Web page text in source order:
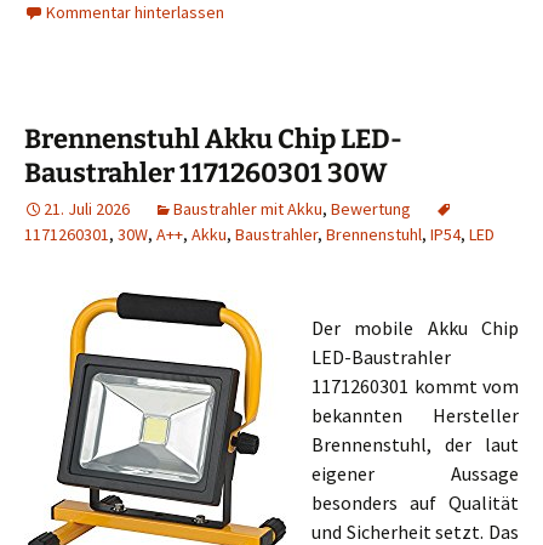
Kommentar hinterlassen
Brennenstuhl Akku Chip LED-
Baustrahler 1171260301 30W
21. Juli 2026 Baustrahler mit Akku, Bewertung
1171260301, 30W, A++, Akku, Baustrahler, Brennenstuhl, IP54, LED
Der mobile Akku Chip
LED-Baustrahler
1171260301 kommt vom
bekannten Hersteller
Brennenstuhl, der laut
eigener Aussage
besonders auf Qualität
und Sicherheit setzt. Das